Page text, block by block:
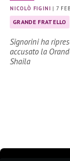
NICOLÒ FIGINI | 7
GRANDE FRATELLO
Signorini ha
accusato la
Shaila